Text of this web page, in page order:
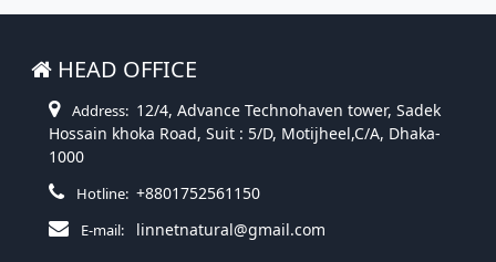
HEAD OFFICE
Address: 12/4, Advance Technohaven tower, Sadek
Hossain khoka Road, Suit : 5/D, Motijheel,C/A, Dhaka-
1000
Hotline: +8801752561150
E-mail: linnetnatural@gmail.com